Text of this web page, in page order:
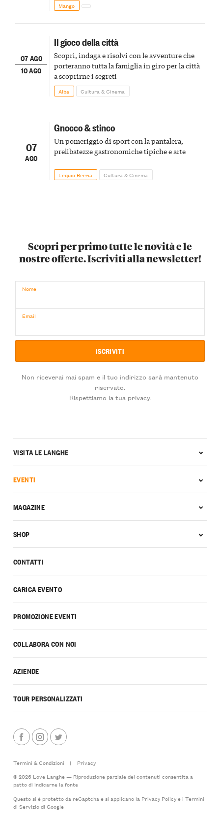
Mango
07 AGO
10 AGO
Il gioco della città
Scopri, indaga e risolvi con le avventure che
porteranno tutta la famiglia in giro per la città
a scoprirne i segreti
Alba Cultura & Cinema
07
AGO
Gnocco & stinco
Un pomeriggio di sport con la pantalera,
prelibatezze gastronomiche tipiche e arte
Lequio Berria Cultura & Cinema
Scopri per primo tutte le novità e le
nostre offerte. Iscriviti alla newsletter!
Nome
Email
Non riceverai mai spam e il tuo indirizzo sarà mantenuto
riservato.
Rispettiamo la tua privacy.
CONTATTI
CARICA EVENTO
PROMOZIONE EVENTI
COLLABORA CON NOI
AZIENDE
TOUR PERSONALIZZATI
VISITA LE LANGHE
EVENTI
MAGAZINE
SHOP
Termini & Condizioni |
Privacy
© 2026 Love Langhe — Riproduzione parziale dei contenuti consentita a
patto di indicarne la fonte
Questo si è protetto da reCaptcha e si applicano la Privacy Policye i Termini
di Serviziodi Google